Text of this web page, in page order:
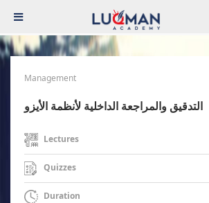
Management
التدقيق والمراجعة الداخلية لأنظمة الأيزو
Lectures
Quizzes
Duration